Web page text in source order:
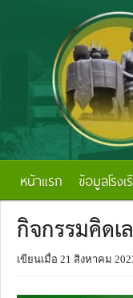
หน้าแรก ข้อมูลโรงเ
กิจกรรมคิดเ
เขียนเมื่อ 21 สิงหาคม